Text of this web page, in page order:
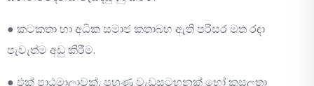
● කටකතා හා අධික සමාජ කතාබහ ඇති පරිසර මත රඳා
පැවැත්ම අඩු කිරීම.
● එක් පාඨමාලාවක්, පුහුණු වැඩසටහනක් හෝ කුසලතා